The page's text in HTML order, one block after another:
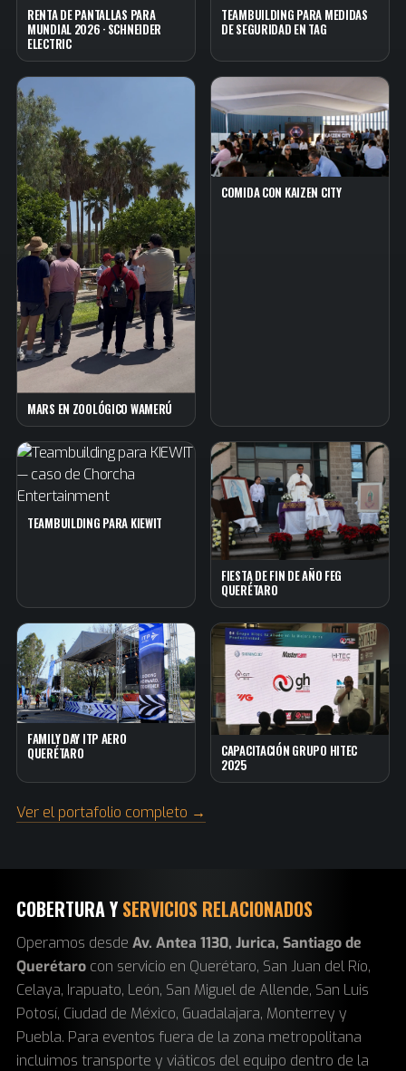
RENTA DE PANTALLAS PARA
MUNDIAL 2026 · SCHNEIDER
ELECTRIC
TEAMBUILDING PARA MEDIDAS
DE SEGURIDAD EN TAG
MARS EN ZOOLÓGICO WAMERÚ
COMIDA CON KAIZEN CITY
TEAMBUILDING PARA KIEWIT
FIESTA DE FIN DE AÑO FEG
QUERÉTARO
FAMILY DAY ITP AERO
QUERÉTARO
CAPACITACIÓN GRUPO HITEC
2025
Ver el portafolio completo →
COBERTURA Y SERVICIOS RELACIONADOS
Operamos desde Av. Antea 1130, Jurica, Santiago de
Querétaro con servicio en Querétaro, San Juan del Río,
Celaya, Irapuato, León, San Miguel de Allende, San Luis
Potosí, Ciudad de México, Guadalajara, Monterrey y
Puebla. Para eventos fuera de la zona metropolitana
incluimos transporte y viáticos del equipo dentro de la